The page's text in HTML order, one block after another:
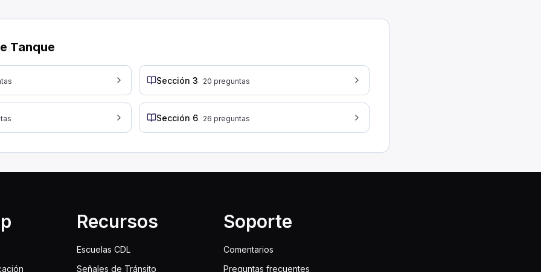
fugas. Esto se debe a que las fugas pueden llevar a la pérdida de líquidos, lo que podría causar
del tanque de un camión cisterna con agujeros en la parte superior e inferior. Ayudan a mantener el
Tanque
Sección 3 20 preguntas
Sección 6 26 preguntas
Recursos
Escuelas CDL
Señales de Tránsito
Soporte
Comentarios
Preguntas frecuentes